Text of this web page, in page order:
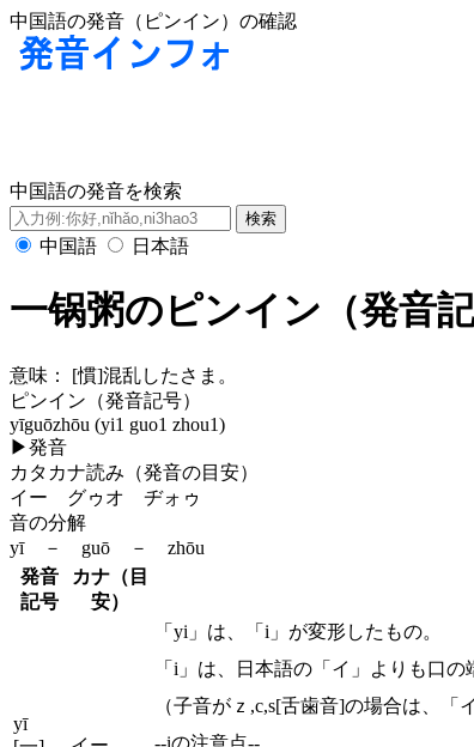
中国語の発音（ピンイン）の確認
中国語の発音を検索
中国語 日本語
一锅粥のピンイン（発音
意味：
[慣]混乱したさま。
ピンイン（発音記号）
yīguōzhōu (yi1 guo1 zhou1)
▶発音
カタカナ読み（発音の目安）
イー グゥオ ヂォゥ
音の分解
yī － guō － zhōu
発音
記号
カナ（目
安）
yī
「yi」は、「i」が変形したもの。
「i」は、日本語の「イ」よりも口
（子音がｚ,c,s[舌歯音]の場合は、
--iの注意点--